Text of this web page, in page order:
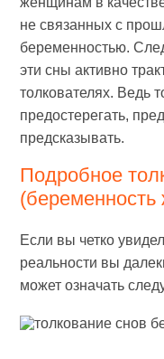
не связанных с
беременностью.
эти сны активно
толкователях. Ведь
предостерегать,
предсказывать.
Подробное
Если вы четко
реальности вы
может означать